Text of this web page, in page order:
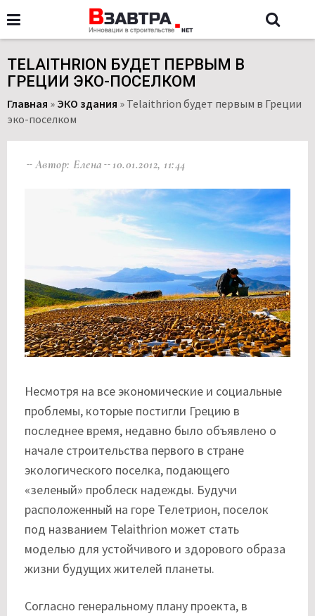
TELAITHRION БУДЕТ ПЕРВЫМ В
ГРЕЦИИ ЭКО-ПОСЕЛКОМ
Главная » ЭКО здания » Telaithrion будет первым в Греции
эко-поселком
Автор: Елена 10.01.2012, 11:44
Несмотря на все экономические и социальные
проблемы, которые постигли Грецию в
последнее время, недавно было объявлено о
начале строительства первого в стране
экологического поселка, подающего
«зеленый» проблеск надежды. Будучи
расположенный на горе Телетрион, поселок
под названием Telaithrion может стать
моделью для устойчивого и здорового образа
жизни будущих жителей планеты.
Согласно генеральному плану проекта, в